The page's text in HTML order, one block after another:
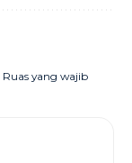
Ruas yang wajib